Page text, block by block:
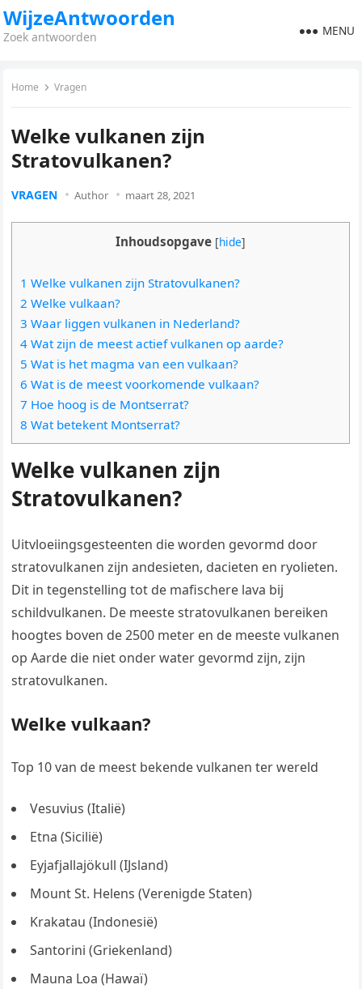
WijzeAntwoorden
Zoek antwoorden MENU
Home Vragen
Welke vulkanen zijn
Stratovulkanen?
VRAGEN Author maart 28, 2021
Inhoudsopgave [hide]
1 Welke vulkanen zijn Stratovulkanen?
2 Welke vulkaan?
3 Waar liggen vulkanen in Nederland?
4 Wat zijn de meest actief vulkanen op aarde?
5 Wat is het magma van een vulkaan?
6 Wat is de meest voorkomende vulkaan?
7 Hoe hoog is de Montserrat?
8 Wat betekent Montserrat?
Welke vulkanen zijn
Stratovulkanen?
Uitvloeiingsgesteenten die worden gevormd door
stratovulkanen zijn andesieten, dacieten en ryolieten.
Dit in tegenstelling tot de mafischere lava bij
schildvulkanen. De meeste stratovulkanen bereiken
hoogtes boven de 2500 meter en de meeste vulkanen
op Aarde die niet onder water gevormd zijn, zijn
stratovulkanen.
Welke vulkaan?
Top 10 van de meest bekende vulkanen ter wereld
Vesuvius (Italië)
Etna (Sicilië)
Eyjafjallajökull (IJsland)
Mount St. Helens (Verenigde Staten)
Krakatau (Indonesië)
Santorini (Griekenland)
Mauna Loa (Hawaï)